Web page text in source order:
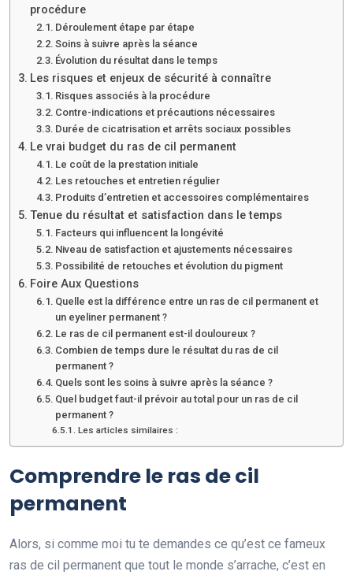
procédure
Déroulement étape par étape
Soins à suivre après la séance
Évolution du résultat dans le temps
Les risques et enjeux de sécurité à connaître
Risques associés à la procédure
Contre-indications et précautions nécessaires
Durée de cicatrisation et arrêts sociaux possibles
Le vrai budget du ras de cil permanent
Le coût de la prestation initiale
Les retouches et entretien régulier
Produits d’entretien et accessoires complémentaires
Tenue du résultat et satisfaction dans le temps
Facteurs qui influencent la longévité
Niveau de satisfaction et ajustements nécessaires
Possibilité de retouches et évolution du pigment
Foire Aux Questions
Quelle est la différence entre un ras de cil permanent et
un eyeliner permanent ?
Le ras de cil permanent est-il douloureux ?
Combien de temps dure le résultat du ras de cil
permanent ?
Quels sont les soins à suivre après la séance ?
Quel budget faut-il prévoir au total pour un ras de cil
permanent ?
Les articles similaires :
Comprendre le ras de cil
permanent
Alors, si comme moi tu te demandes ce qu’est ce fameux
ras de cil permanent que tout le monde s’arrache, c’est en